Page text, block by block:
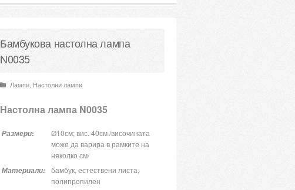
Бамбукова настолна лампа
N0035
Лампи Настолни лампи
Настолна лампа N0035
Размери:
Ø10см; вис. 40см /височината
може да варира в рамките на
няколко см/
Материали: бамбук, естествени листа,
полипропилен